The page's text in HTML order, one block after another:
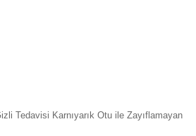
Tedavisi Karnıyarık Otu ile Zayıflamayan